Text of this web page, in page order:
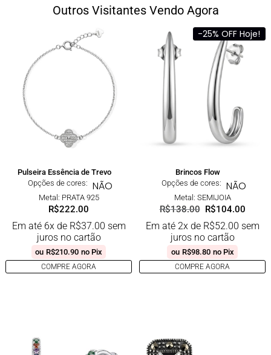
Outros Visitantes Vendo Agora
Pulseira Essência de Trevo
Opções de cores: NÃO
Metal: PRATA 925
R$222.00
Em até 6x de R$37.00 sem
juros no cartão
ou R$210.90 no Pix
COMPRE AGORA
-25% OFF Hoje!
Brincos Flow
Opções de cores: NÃO
Metal: SEMIJOIA
R$138.00 R$104.00
Em até 2x de R$52.00 sem
juros no cartão
ou R$98.80 no Pix
COMPRE AGORA